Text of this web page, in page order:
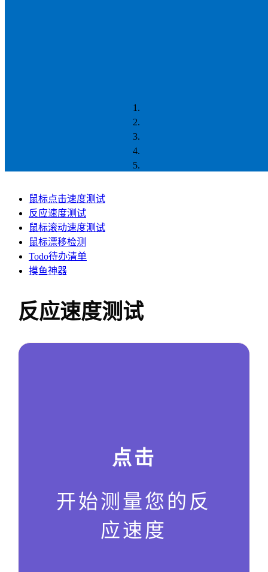
鼠标点击速度测试
反应速度测试
鼠标滚动速度测试
鼠标漂移检测
Todo待办清单
摸鱼神器
反应速度测试
点击
开始测量您的反
应速度